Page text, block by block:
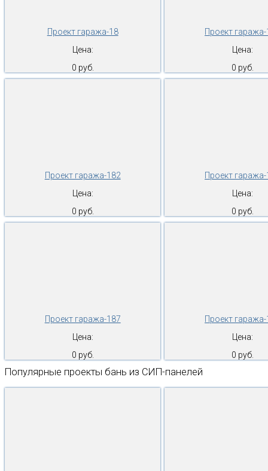
Проект гаража-18
Цена:
0 руб.
Проект
Цена:
0 руб.
Проект гаража-182
Цена:
0 руб.
Проект
Цена:
0 руб.
Проект гаража-187
Цена:
0 руб.
Проект
Цена:
0 руб.
Популярные проекты бань из СИП-панелей